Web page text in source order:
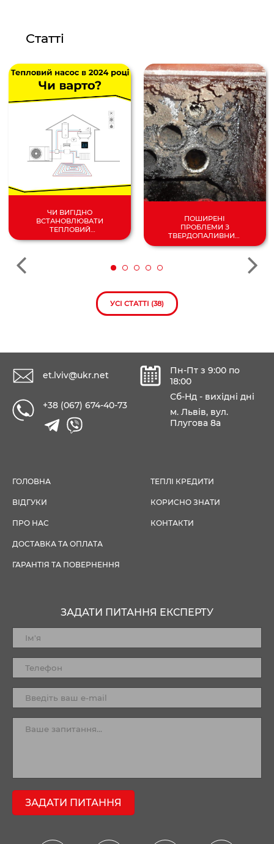
Статті
ЧИ ВИГІДНО
ВСТАНОВЛЮВАТИ
ТЕПЛОВИЙ
НАСОС У 2024
ПОШИРЕНІ
ПРОБЛЕМИ З
ТВЕРДОПАЛИВНИМ
КОТЛОМ
УСІ СТАТТІ (38)
et.lviv@ukr.net
+38 (067) 674-40-73
Пн-Пт з 9:00 по
18:00
Сб-Нд - вихідні дні
м. Львів, вул.
Плугова 8а
ГОЛОВНА
ВІДГУКИ
ПРО НАС
ДОСТАВКА ТА ОПЛАТА
ГАРАНТІЯ ТА ПОВЕРНЕННЯ
ТЕПЛІ КРЕДИТИ
КОРИСНО ЗНАТИ
КОНТАКТИ
ЗАДАТИ ПИТАННЯ ЕКСПЕРТУ
ЗАДАТИ ПИТАННЯ